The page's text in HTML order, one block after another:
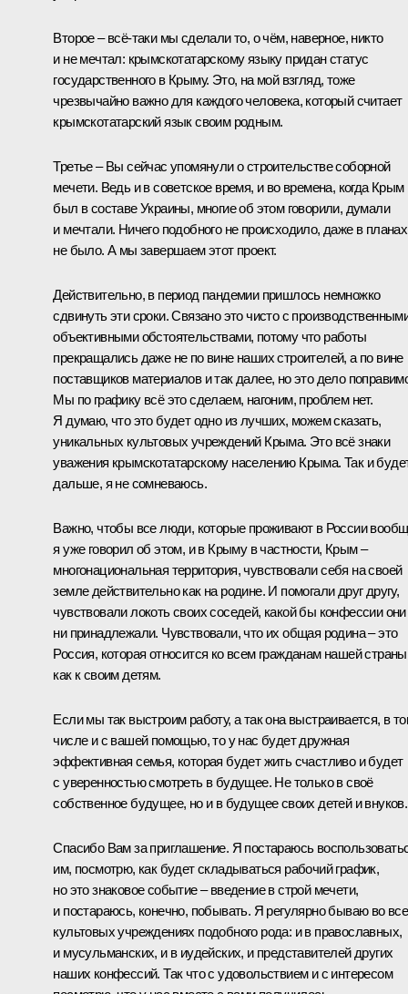
Второе ‒ всё-таки мы сделали то, о чём, наверное, никто
и не мечтал: крымскотатарскому языку придан статус
государственного в Крыму. Это, на мой взгляд, тоже
чрезвычайно важно для каждого человека, который считает
крымскотатарский язык своим родным.
Третье ‒ Вы сейчас упомянули о строительстве соборной
мечети. Ведь и в советское время, и во времена, когда Крым
был в составе Украины, многие об этом говорили, думали
и мечтали. Ничего подобного не происходило, даже в планах
не было. А мы завершаем этот проект.
Действительно, в период пандемии пришлось немножко
сдвинуть эти сроки. Связано это чисто с
объективными обстоятельствами, потому что работы
прекращались даже не по вине наших строителей, а по вине
поставщиков материалов и так далее, но это дело
Мы по графику всё это сделаем, нагоним, проблем нет.
Я думаю, что это будет одно из лучших, можем сказать,
уникальных культовых учреждений Крыма. Это всё знаки
уважения крымскотатарскому населению Крыма. Так и
дальше, я не сомневаюсь.
Важно, чтобы все люди, которые проживают в России
я уже говорил об этом, и в Крыму в частности, Крым ‒
многонациональная территория, чувствовали себя на своей
земле действительно как на родине. И помогали друг другу,
чувствовали локоть своих соседей, какой бы конфессии они
ни принадлежали. Чувствовали, что их общая родина – это
Россия, которая относится ко всем гражданам нашей страны
как к своим детям.
Если мы так выстроим работу, а так она выстраивается, в
числе и с вашей помощью, то у нас будет дружная
эффективная семья, которая будет жить счастливо и будет
с уверенностью смотреть в будущее. Не только в своё
собственное будущее, но и в будущее своих детей и внуков.
Спасибо Вам за приглашение. Я постараюсь
им, посмотрю, как будет складываться рабочий график,
но это знаковое событие – введение в строй мечети,
и постараюсь, конечно, побывать. Я регулярно бываю во
культовых учреждениях подобного рода: и в православных,
и мусульманских, и в иудейских, и представителей других
наших конфессий. Так что с удовольствием и с интересом